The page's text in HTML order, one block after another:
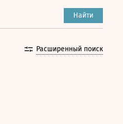
Найти
Расширенный поиск